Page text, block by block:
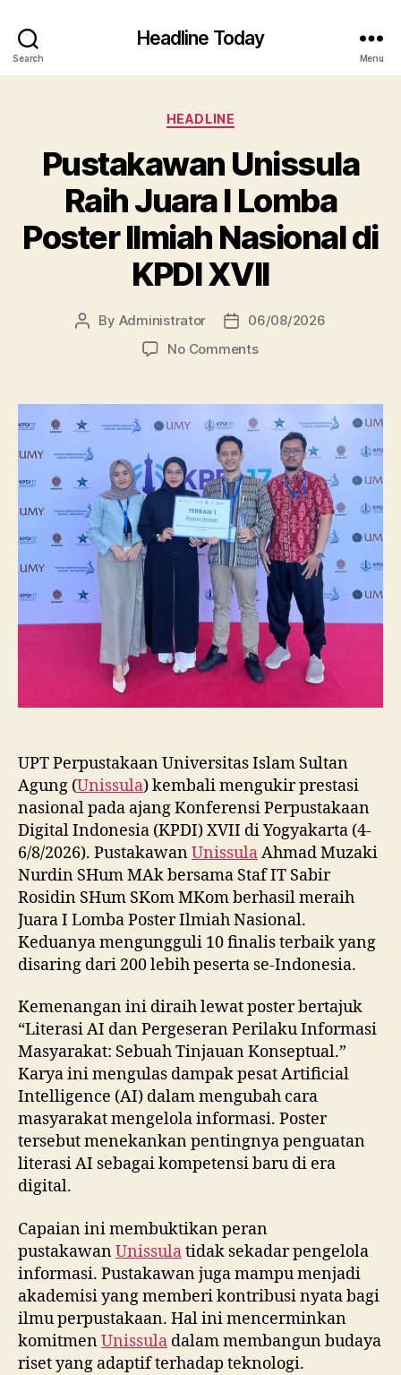
Search
Headline Today
Menu
Categories
HEADLINE
Pustakawan Unissula
Raih Juara I Lomba
Poster Ilmiah Nasional di
KPDI XVII
Post
By Administrator
Post06/08/2026
No Commentson
Raih
Juara
Lomba
Poster
Ilmiah
Nasional
di
KPDI
XVII
UPT Perpustakaan Universitas Islam Sultan
Agung (Unissula) kembali mengukir prestasi
nasional pada ajang Konferensi Perpustakaan
Digital Indonesia (KPDI) XVII di Yogyakarta (4-
6/8/2026). PustakawanUnissulaAhmad Muzaki
Nurdin SHum MAk bersama Staf IT Sabir
Rosidin SHum SKom MKom berhasil meraih
Juara I Lomba Poster Ilmiah Nasional.
Keduanya mengungguli 10 finalis terbaik yang
disaring dari 200 lebih peserta se-Indonesia.
Kemenangan ini diraih lewat poster bertajuk
“Literasi AI dan Pergeseran Perilaku Informasi
Masyarakat: Sebuah Tinjauan Konseptual.”
Karya ini mengulas dampak pesat Artificial
Intelligence (AI) dalam mengubah cara
masyarakat mengelola informasi. Poster
tersebut menekankan pentingnya penguatan
literasi AI sebagai kompetensi baru di era
digital.
Capaian ini membuktikan peran
pustakawanUnissulatidak sekadar pengelola
informasi. Pustakawan juga mampu menjadi
akademisi yang memberi kontribusi nyata bagi
ilmu perpustakaan. Hal ini mencerminkan
komitmenUnissula dalam membangun budaya
riset yang adaptif terhadap teknologi.